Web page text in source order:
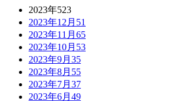
2023年523
2023年12月 51
2023年11月 65
2023年10月 53
2023年9月 35
2023年8月 55
2023年7月 37
2023年6月 49